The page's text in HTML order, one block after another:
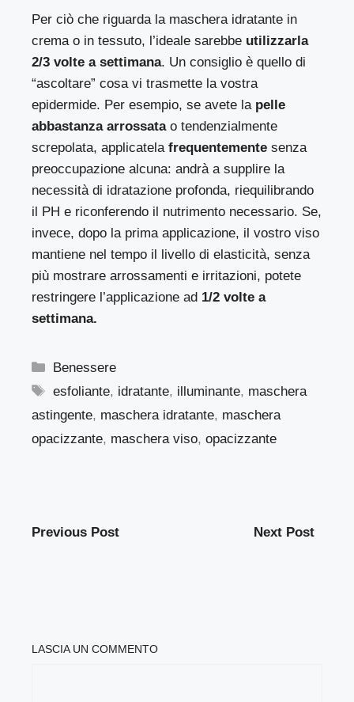
Per ciò che riguarda la maschera idratante in
crema o in tessuto, l’ideale sarebbe utilizzarla
2/3 volte a settimana. Un consiglio è quello di
“ascoltare” cosa vi trasmette la vostra
epidermide. Per esempio, se avete la pelle
abbastanza arrossatao tendenzialmente
screpolata, applicatelafrequentemente senza
preoccupazione alcuna: andrà a supplire la
necessità di idratazione profonda, riequilibrando
il PH e riconferendo il nutrimento necessario. Se,
invece, dopo la prima applicazione, il vostro viso
mantiene nel tempo il livello di elasticità, senza
più mostrare arrossamenti e irritazioni, potete
restringere l’applicazione ad 1/2 volte a
settimana.
Categorie
Benessere
Tag
esfoliante, idratante, illuminante, maschera
astingente, maschera idratante, maschera
opacizzante, maschera viso, opacizzante
Previous Post Next Post
LASCIA UN COMMENTO